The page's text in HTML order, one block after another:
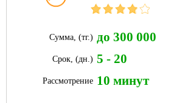
Сумма, (тг.) до 300 000
Срок, (дн.) 5 - 20
Рассмотрение 10 минут